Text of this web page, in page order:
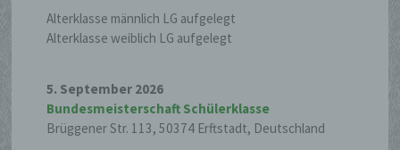
Alterklasse männlich LG aufgelegt
Alterklasse weiblich LG aufgelegt
5. September 2026
Bundesmeisterschaft Schülerklasse
Brüggener Str. 113, 50374 Erftstadt, Deutschland
personenbezogene Daten im Auftrag des
Verantwortlichen verarbeitet.
i) Empfänger